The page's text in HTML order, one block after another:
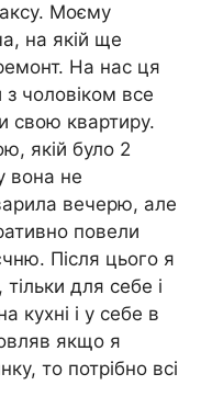
Моєму
на якій ще
На нас ця
чоловіком все
свою квартиру.
якій було 2
вона не
вечерю, але
повели
Після цього я
тільки для себе і
кухні і у себе в
якщо я
то потрібно всі